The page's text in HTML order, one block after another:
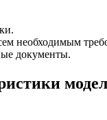
необходимым
документы.